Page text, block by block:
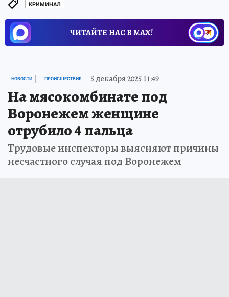
КРИМИНАЛ
ЧИТАЙТЕ НАС В МАХ!
НОВОСТИ ПРОИСШЕСТВИЯ 5 декабря 2025 11:49
На мясокомбинате под
Воронежем женщине
отрубило 4 пальца
Трудовые инспекторы выясняют причины
несчастного случая под Воронежем